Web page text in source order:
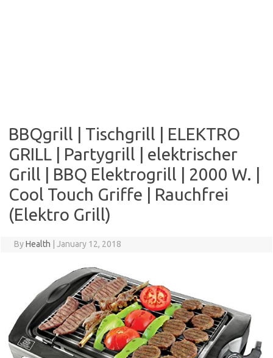
BBQgrill | Tischgrill | ELEKTRO
GRILL | Partygrill | elektrischer
Grill | BBQ Elektrogrill | 2000 W. |
Cool Touch Griffe | Rauchfrei
(Elektro Grill)
ByHealth January 12, 2018